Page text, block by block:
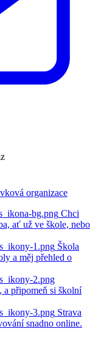
Chci
ať už ve škole, nebo
Škola
a měj přehled o
a připomeň si školní
Strava
snadno online.